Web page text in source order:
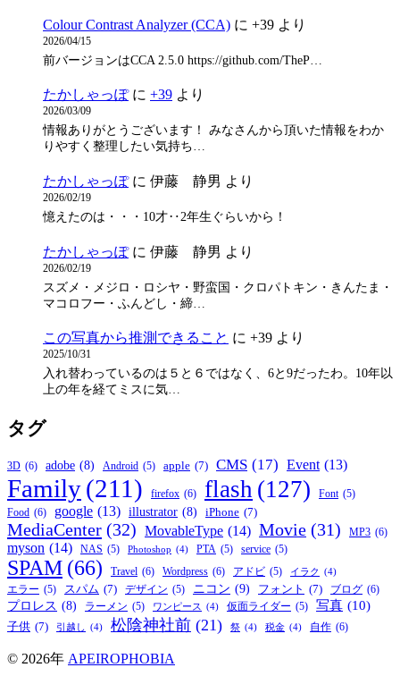
Colour Contrast Analyzer (CCA) に +39 より
2026/04/15
前バージョンはCCA 2.5.0 https://github.com/TheP…
たかしゃっぽに +39 より
2026/03/09
情報ありがとうございます！ みなさんから頂いた情報をわか
りやすく整理したい気持ち…
たかしゃっぽに 伊藤 静男 より
2026/02/19
憶えたのは・・・10才‥2年生ぐらいから！
たかしゃっぽに 伊藤 静男 より
2026/02/19
スズメ・メジロ・ロシヤ・野蛮国・クロパトキン・きんたま・
マコロフー・ふんどし・締…
この写真から推測できること に +39 より
2025/10/31
入れ替わっているのは５と６ではなく、6と9だったわ。10年以
上の年を経てミスに気…
タグ
3D (6) adobe (8) Android (5) apple (7) CMS (17) Event (13)
Family(211) firefox (6) flash (127) Font (5)
Food (6) google (13) illustrator (8) iPhone (7)
MediaCenter (32) MovableType (14) Movie (31) MP3 (6)
myson (14) NAS (5) Photoshop (4) PTA (5) service (5)
SPAM (66) Travel (6) Wordpress (6) アドビ (5) イラク (4)
エラー (5) スパム (7) デザイン (5) ニコン (9) フォント (7) ブログ (6)
プロレス (8) ラーメン (5) ワンピース (4) 仮面ライダー (5) 写真 (10)
子供 (7) 引越し (4) 松陰神社前 (21) 祭 (4) 税金 (4) 自作 (6)
© 2026年 APEIROPHOBIA